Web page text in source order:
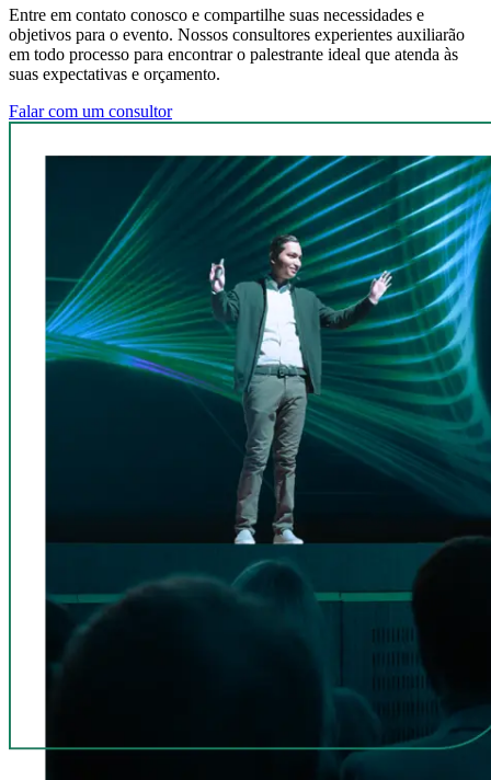
Entre em contato conosco e compartilhe suas necessidades e
objetivos para o evento. Nossos consultores experientes auxiliarão
em todo processo para encontrar o palestrante ideal que atenda às
suas expectativas e orçamento.
Falar com um consultor